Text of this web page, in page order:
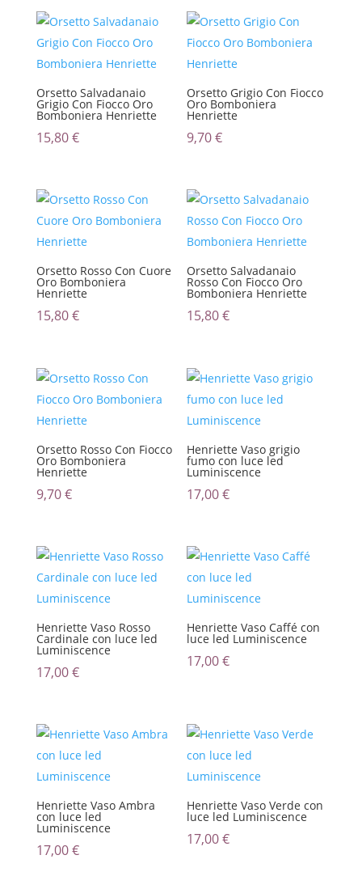
Orsetto Salvadanaio
Grigio Con Fiocco Oro
Bomboniera Henriette
15,80€
Orsetto Grigio Con Fiocco
Oro Bomboniera
Henriette
9,70€
Orsetto Rosso Con Cuore
Oro Bomboniera
Henriette
15,80€
Orsetto Salvadanaio
Rosso Con Fiocco Oro
Bomboniera Henriette
15,80€
Orsetto Rosso Con Fiocco
Oro Bomboniera
Henriette
9,70€
Henriette Vaso grigio
fumo con luce led
Luminiscence
17,00€
Henriette Vaso Rosso
Cardinale con luce led
Luminiscence
17,00€
Henriette Vaso Caffé con
luce led Luminiscence
17,00€
Henriette Vaso Ambra
con luce led
Luminiscence
17,00€
Henriette Vaso Verde con
luce led Luminiscence
17,00€